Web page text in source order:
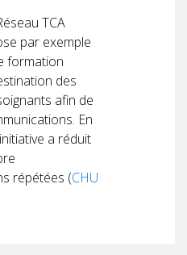
TCA
par exemple
formation
des
afin de
En
a réduit
répétées (CHU